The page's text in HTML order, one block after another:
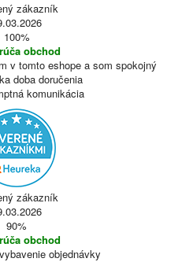
zákazník
100%
obchod
v tomto eshope a som spokojný
doba doručenia
komunikácia
zákazník
90%
obchod
objednávky